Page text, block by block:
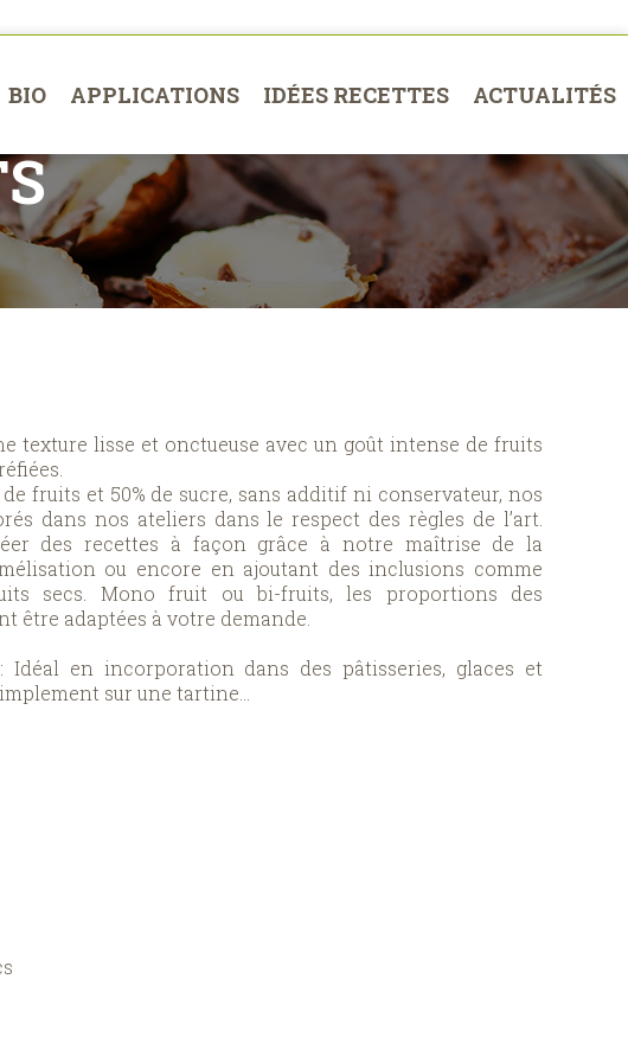
BIO APPLICATIONS IDÉES RECETTES ACTUALITÉS
texture lisse et onctueuse avec un goût intense de fruits
de fruits et 50% de sucre, sans additif ni conservateur, nos
dans nos ateliers dans le respect des règles de l’art.
des recettes à façon grâce à notre maîtrise de la
ou encore en ajoutant des inclusions comme
secs. Mono fruit ou bi-fruits, les proportions des
être adaptées à votre demande.
: Idéal en incorporation dans des pâtisseries, glaces et
sur une tartine…